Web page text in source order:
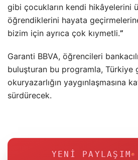
gibi çocukların kendi hikâyelerini
öğrendiklerini hayata
bizim için ayrıca çok kıymetli.”
Garanti BBVA, öğrencileri
buluşturan bu programla, Türkiye
okuryazarlığın yaygınlaşmasına
sürdürecek.
YENI PAYLAŞIM